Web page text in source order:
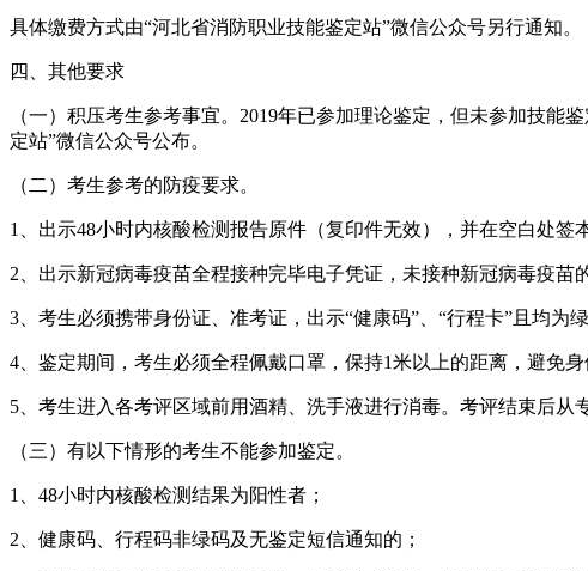
具体缴费方式由“河北省消防职业技能鉴定站”微信公众号另行通知。
四、其他要求
（一）积压考生参考事宜。2019年已参加理论鉴定，但未参加技
定站”微信公众号公布。
（二）考生参考的防疫要求。
1、出示48小时内核酸检测报告原件（复印件无效），并在空白处签
2、出示新冠病毒疫苗全程接种完毕电子凭证，未接种新冠病毒疫苗
3、考生必须携带身份证、准考证，出示“健康码”、“行程卡”且均
4、鉴定期间，考生必须全程佩戴口罩，保持1米以上的距离，避免
5、考生进入各考评区域前用酒精、洗手液进行消毒。考评结束后从
（三）有以下情形的考生不能参加鉴定。
1、48小时内核酸检测结果为阳性者；
2、健康码、行程码非绿码及无鉴定短信通知的；